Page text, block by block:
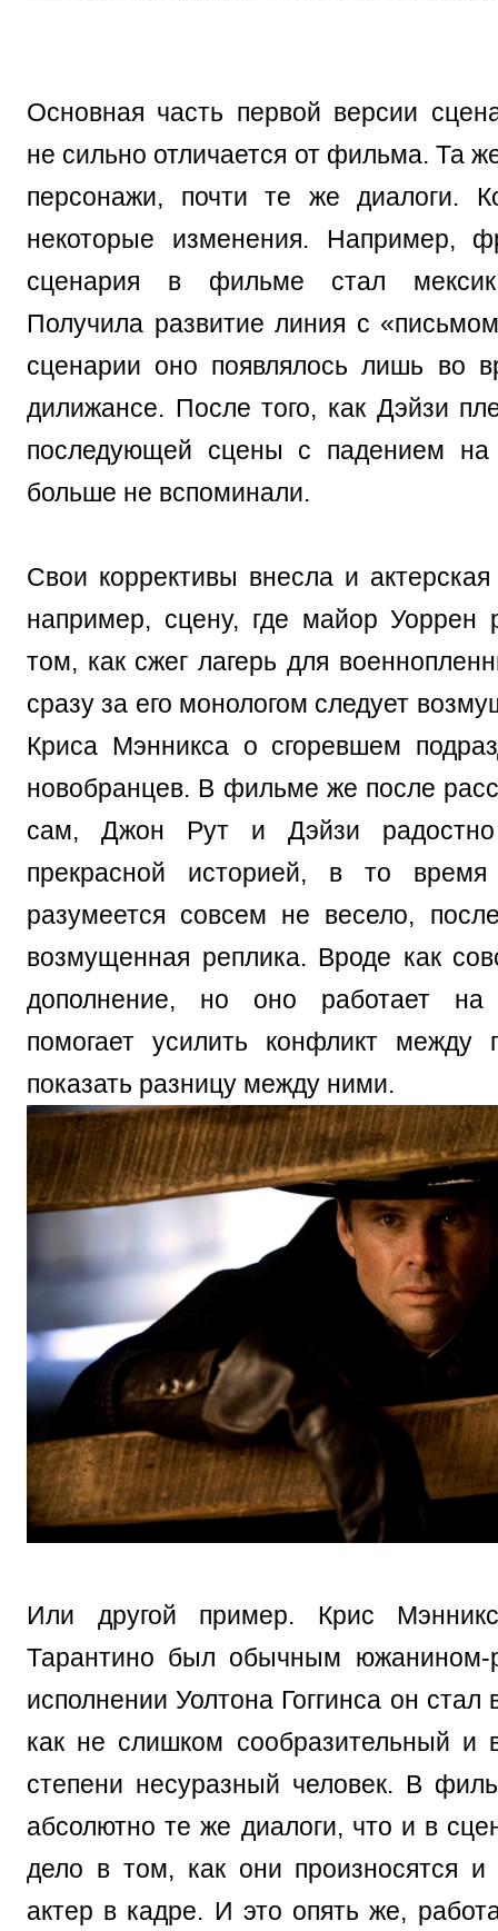
Основная часть первой версии
не сильно отличается от фильма. Та
персонажи, почти те же диалоги.
некоторые изменения. Например,
сценария в фильме стал
Получила развитие линия с
сценарии оно появлялось лишь во
дилижансе. После того, как Дэйзи
последующей сцены с падением на
больше не вспоминали.
Свои коррективы внесла и
например, сцену, где майор Уоррен
том, как сжег лагерь для
сразу за его монологом следует
Криса Мэнникса о сгоревшем
новобранцев. В фильме же после
сам, Джон Рут и Дэйзи
прекрасной историей, в то
разумеется совсем не весело,
возмущенная реплика. Вроде как
дополнение, но оно работает
помогает усилить конфликт между
показать разницу между ними.
Или другой пример. Крис
Тарантино был обычным южанином-
исполнении Уолтона Гоггинса он стал
как не слишком сообразительный и
степени несуразный человек. В
абсолютно те же диалоги, что и в
дело в том, как они произносятся и
актер в кадре. И это опять же,